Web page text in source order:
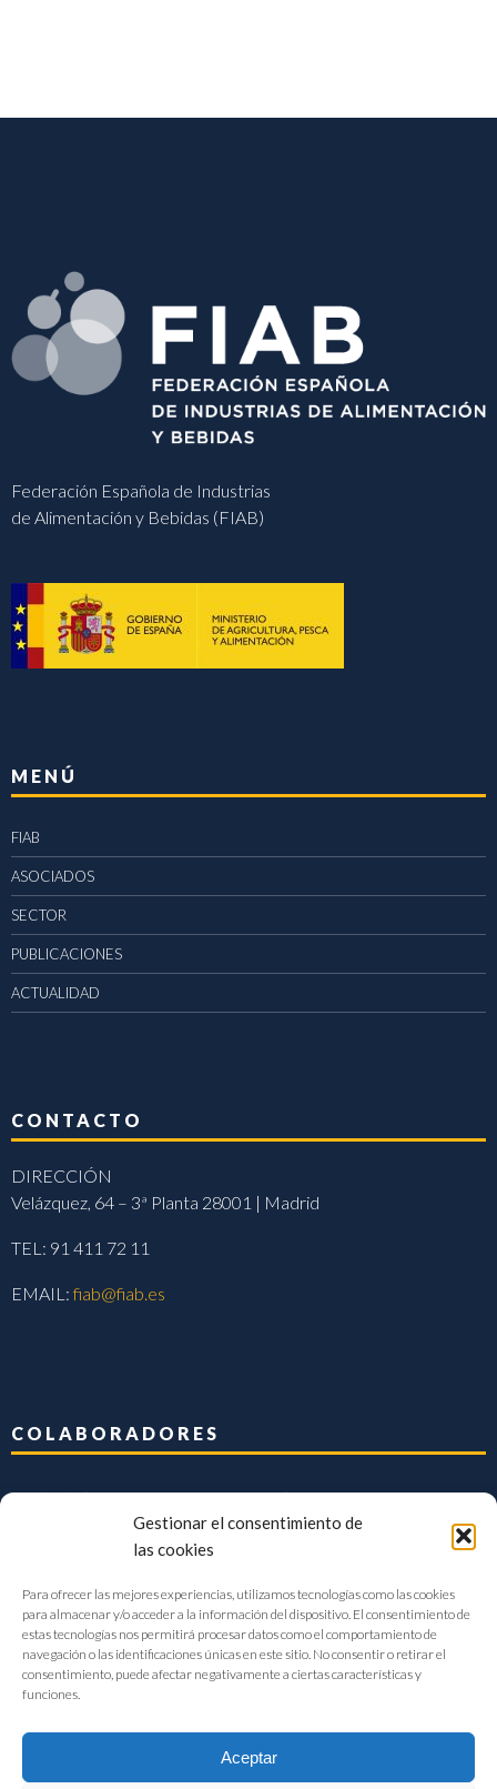
Gestionar el consentimiento de
las cookies
Para ofrecer las mejores experiencias, utilizamos tecnologías como las cookies
para almacenar y/o acceder a la información del dispositivo. El consentimiento de
estas tecnologías nos permitirá procesar datos como el comportamiento de
navegación o las identificaciones únicas en este sitio. No consentir o retirar el
consentimiento, puede afectar negativamente a ciertas características y
funciones.
Aceptar
Federación Española de Industrias
de Alimentación y Bebidas (FIAB)
MENÚ
FIAB
ASOCIADOS
SECTOR
PUBLICACIONES
ACTUALIDAD
CONTACTO
DIRECCIÓN
Velázquez, 64 – 3ª Planta 28001 | Madrid
TEL: 91 411 72 11
EMAIL:fiab@fiab.es
COLABORADORES